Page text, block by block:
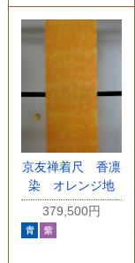
京友禅着尺 香凛
染 オレンジ地
379,500円